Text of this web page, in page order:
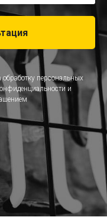
персональных
и